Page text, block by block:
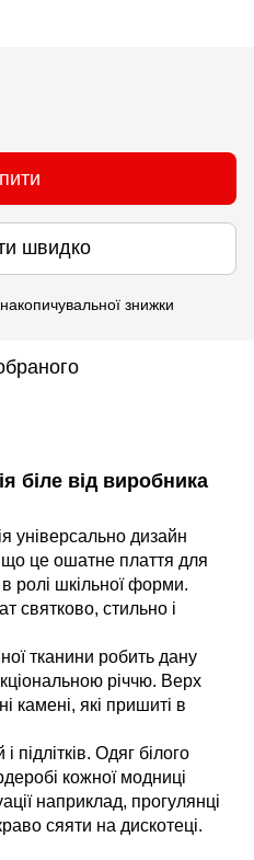
швидко
знижки
біле від виробника
універсально дизайн
це ошатне плаття для
ролі шкільної форми.
святково, стильно і
тканини робить дану
річчю. Верх
камені, які пришиті в
підлітків. Одяг білого
кожної модниці
наприклад, прогулянці
сяяти на дискотеці.